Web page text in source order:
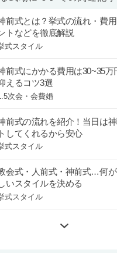
前式とは？挙式の流れ・費
トなどを徹底解説
式スタイル
前式にかかる費用は30~35万
えるコツ3選
次会・会費婚
前式の流れを紹介！当日は
トしてくれるから安心
式スタイル
会式・人前式・神前式…何
いスタイルを決める
式スタイル